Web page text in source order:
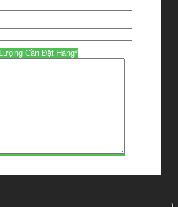
Cần Đặt Hàng*